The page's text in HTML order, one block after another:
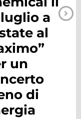
luglio a
al
un
di